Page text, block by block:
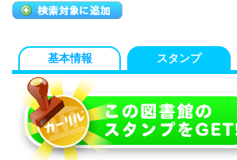
基本情報 スタンプ